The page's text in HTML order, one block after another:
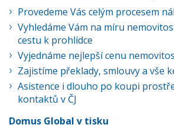
Provedeme Vás celým procesem
Vyhledáme Vám na míru
cestu k prohlídce
Vyjednáme nejlepší cenu
Zajistíme překlady, smlouvy a vše
Asistence i dlouho po koupi
kontaktů v ČJ
Domus Global v tisku